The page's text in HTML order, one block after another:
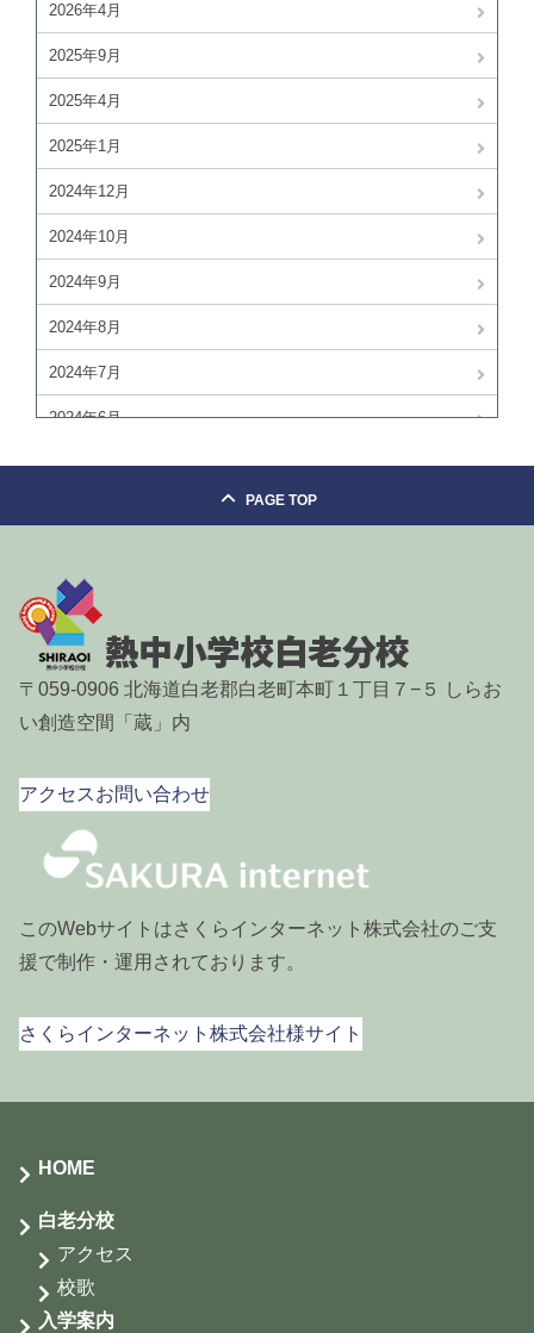
2026年4月
2025年9月
2025年4月
2025年1月
2024年12月
2024年10月
2024年9月
2024年8月
2024年7月
2024年6月
2024年4月
2024年1月
2023年11月
2023年10月
2023年9月
2023年8月
2023年6月
2023年5月
2023年3月
PAGE TOP
〒059-0906 北海道白老郡白老町本町１丁目７−５ しらお
い創造空間「蔵」内
アクセスお問い合わせ
このWebサイトはさくらインターネット株式会社のご支
援で制作・運用されております。
さくらインターネット株式会社様サイト
HOME
白老分校
アクセス
校歌
入学案内